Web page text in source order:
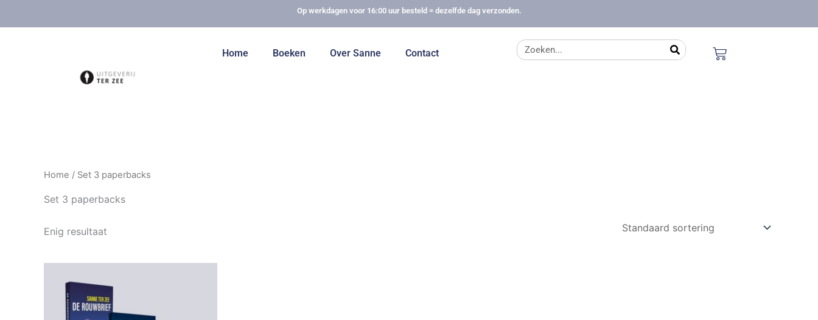
Op werkdagen voor 16:00 uur besteld = dezelfde dag verzonden.
Home Boeken Over Sanne Contact
Zoeken Winkelwagen
Home / Set 3 paperbacks
Set 3 paperbacks
Enig resultaat